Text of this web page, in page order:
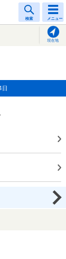
検索 メニュー
現在地